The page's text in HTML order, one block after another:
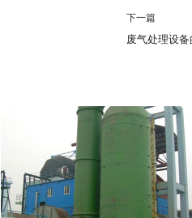
下一篇
废气处理设